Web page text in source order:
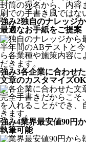
封筒の宛名から、内容
刷での手書き風ではな
強み2独自のナレッジ
最適なお手紙をご提案
半年間のABテストと
ら各業種や施策内容に
だきます。
強み3各企業に合わせた
文章のカスタマイズOK
完全手書きだからこそ
を入れることができ、
きます。
強み4業界最安値90円
執筆可能